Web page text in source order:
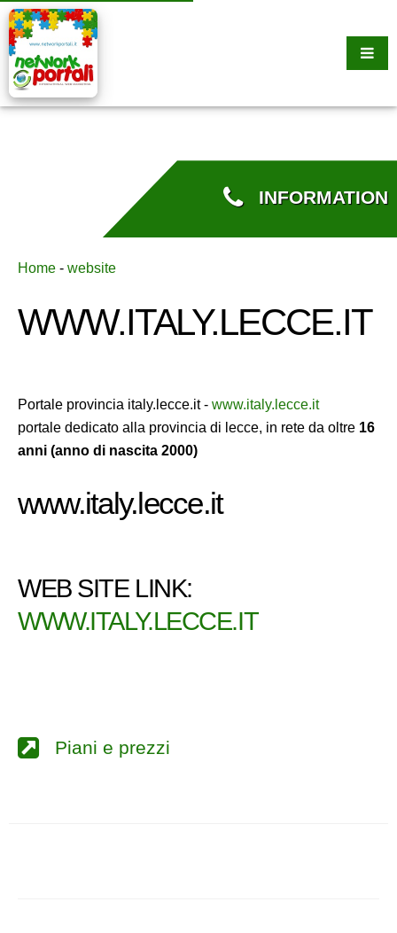
INFORMATION
Home - website
WWW.ITALY.LECCE.IT
Portale provincia italy.lecce.it - www.italy.lecce.it
portale dedicato alla provincia di lecce, in rete da oltre 16
anni (anno di nascita 2000)
www.italy.lecce.it
WEB SITE LINK:
WWW.ITALY.LECCE.IT
Piani e prezzi